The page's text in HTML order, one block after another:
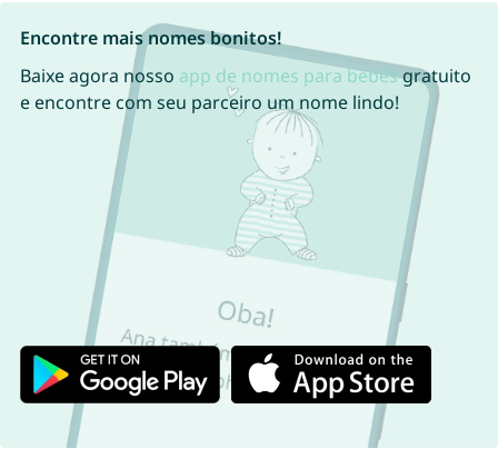
Encontre mais nomes bonitos!
Baixe agora nosso app de nomes para bebêsgratuito
e encontre com seu parceiro um nome lindo!